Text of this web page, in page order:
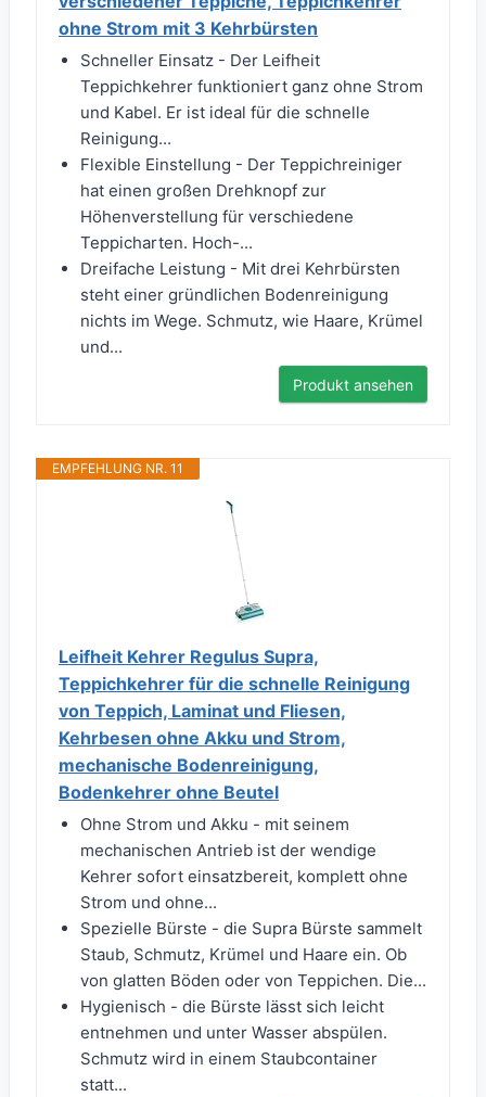
ohne Strom mit 3 Kehrbürsten
Schneller Einsatz - Der Leifheit
Teppichkehrer funktioniert ganz ohne Strom
und Kabel. Er ist ideal für die schnelle
Reinigung...
Flexible Einstellung - Der Teppichreiniger
hat einen großen Drehknopf zur
Höhenverstellung für verschiedene
Teppicharten. Hoch-...
Dreifache Leistung - Mit drei Kehrbürsten
steht einer gründlichen Bodenreinigung
nichts im Wege. Schmutz, wie Haare, Krümel
und...
Produkt ansehen
EMPFEHLUNG NR. 11
Leifheit Kehrer Regulus Supra,
Teppichkehrer für die schnelle Reinigung
von Teppich, Laminat und Fliesen,
Kehrbesen ohne Akku und Strom,
mechanische Bodenreinigung,
Bodenkehrer ohne Beutel
Ohne Strom und Akku - mit seinem
mechanischen Antrieb ist der wendige
Kehrer sofort einsatzbereit, komplett ohne
Strom und ohne...
Spezielle Bürste - die Supra Bürste sammelt
Staub, Schmutz, Krümel und Haare ein. Ob
von glatten Böden oder von Teppichen. Die...
Hygienisch - die Bürste lässt sich leicht
entnehmen und unter Wasser abspülen.
Schmutz wird in einem Staubcontainer
statt...